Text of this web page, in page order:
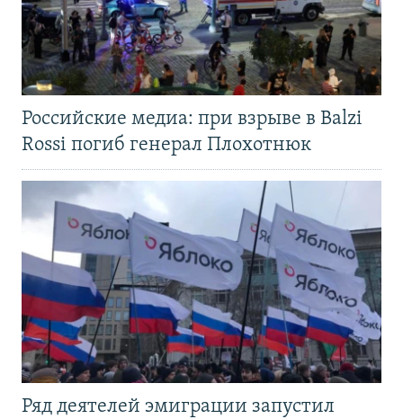
Российские медиа: при взрыве в Balzi
Rossi погиб генерал Плохотнюк
Ряд деятелей эмиграции запустил